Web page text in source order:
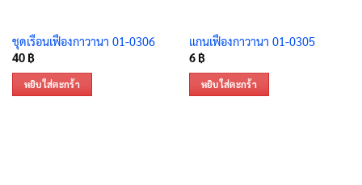
ชุดเรือนเฟืองกาวานา 01-0306
40 ฿
หยิบใส่ตะกร้า
แกนเฟืองกาวานา 01-0305
6 ฿
หยิบใส่ตะกร้า